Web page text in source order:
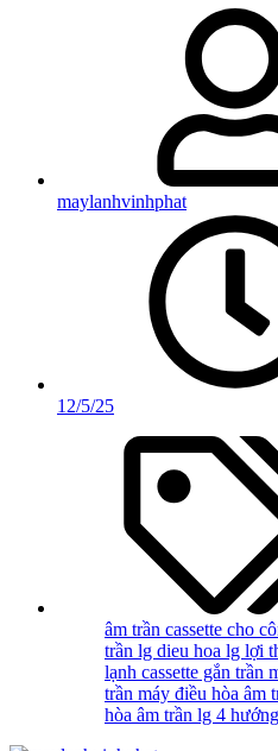
maylanhvinhphat
12/5/25
âm trần cassette cho
trần lg dieu hoa lg lợi
lạnh cassette gắn trần
trần máy điều hòa âm
hòa âm trần lg 4